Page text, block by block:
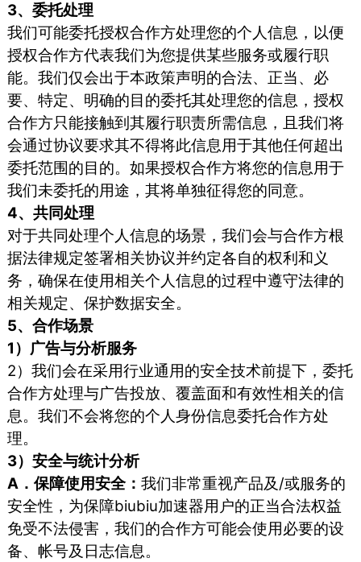
3、委托处理
我们可能委托授权合作方处理您的个人信息，以便
授权合作方代表我们为您提供某些服务或履行职
能。我们仅会出于本政策声明的合法、正当、必
要、特定、明确的目的委托其处理您的信息，授权
合作方只能接触到其履行职责所需信息，且我们将
会通过协议要求其不得将此信息用于其他任何超出
委托范围的目的。如果授权合作方将您的信息用于
我们未委托的用途，其将单独征得您的同意。
4、共同处理
对于共同处理个人信息的场景，我们会与合作方根
据法律规定签署相关协议并约定各自的权利和义
务，确保在使用相关个人信息的过程中遵守法律的
相关规定、保护数据安全。
5、合作场景
1）广告与分析服务
2）我们会在采用行业通用的安全技术前提下，委托
合作方处理与广告投放、覆盖面和有效性相关的信
息。我们不会将您的个人身份信息委托合作方处
理。
3）安全与统计分析
A．保障使用安全：我们非常重视产品及/或服务的
安全性，为保障biubiu加速器用户的正当合法权益
免受不法侵害，我们的合作方可能会使用必要的设
备、帐号及日志信息。